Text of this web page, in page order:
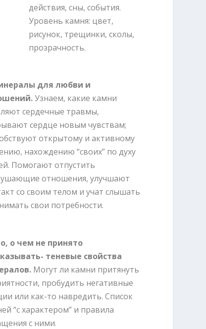
действия, сны, события.
Уровень камня: цвет,
рисунок, трещинки, сколы,
прозрачность.
для любви и
Узнаем, какие камни
сердечные травмы,
сердце новым чувствам;
открытому и активному
нахождению “своих” по духу
Помогают отпустить
отношения, улучшают
со своим телом и учат слышать
свои потребности.
о чем не принято
теневые свойства
Могут ли камни притянуть
пробудить негативные
или как-то навредить. Список
“с характером” и правила
с ними.